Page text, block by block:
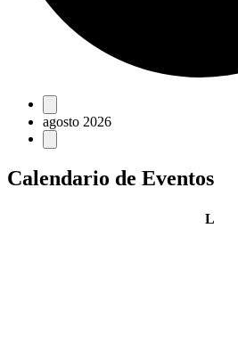
Eventos
agosto 2026
Calendario de Eventos
Llunes